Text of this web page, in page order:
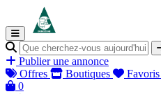
Publier une annonce
Offres
Boutiques Favoris
0